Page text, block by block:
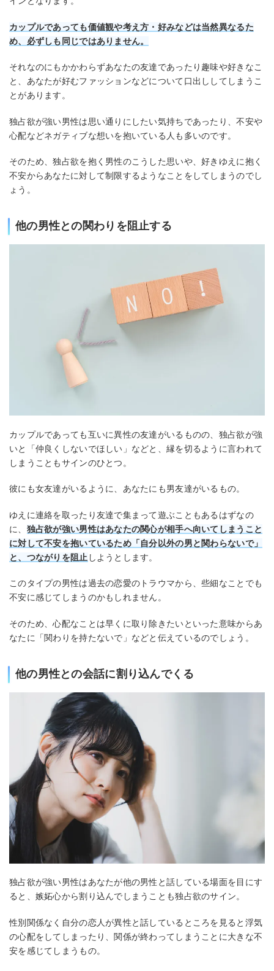
カップルであっても価値観や考え方・好みなどは当然異なるた
め、必ずしも同じではありません。
それなのにもかかわらずあなたの友達であったり趣味や好きなこ
と、あなたが好むファッションなどについて口出ししてしまうこ
とがあります。
独占欲が強い男性は思い通りにしたい気持ちであったり、不安や
心配などネガティブな想いを抱いている人も多いのです。
そのため、独占欲を抱く男性のこうした思いや、好きゆえに抱く
不安からあなたに対して制限するようなことをしてしまうのでし
ょう。
他の男性との関わりを阻止する
カップルであっても互いに異性の友達がいるものの、独占欲が強
いと「仲良くしないでほしい」などと、縁を切るように言われて
しまうこともサインのひとつ。
彼にも女友達がいるように、あなたにも男友達がいるもの。
ゆえに連絡を取ったり友達で集まって遊ぶこともあるはずなの
に、 独占欲が強い男性はあなたの関心が相手へ向いてしまうこと
に対して不安を抱いているため「自分以外の男と関わらないで」
と、つながりを阻止 しようとします。
このタイプの男性は過去の恋愛のトラウマから、些細なことでも
不安に感じてしまうのかもしれません。
そのため、心配なことは早くに取り除きたいといった意味からあ
なたに「関わりを持たないで」などと伝えているのでしょう。
他の男性との会話に割り込んでくる
独占欲が強い男性はあなたが他の男性と話している場面を目にす
ると、嫉妬心から割り込んでしまうことも独占欲のサイン。
性別関係なく自分の恋人が異性と話しているところを見ると浮気
の心配をしてしまったり、関係が終わってしまうことに大きな不
安を感じてしまうもの。